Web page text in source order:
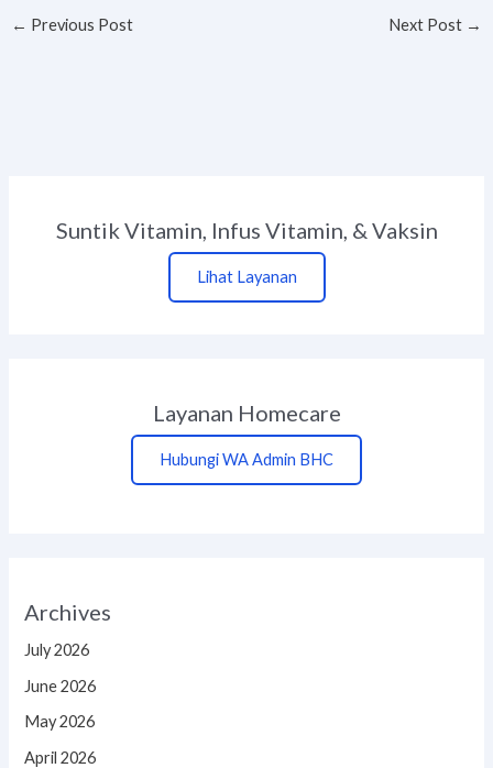
← Previous Post Next Post →
Suntik Vitamin, Infus Vitamin, & Vaksin
Lihat Layanan
Layanan Homecare
Hubungi WA Admin BHC
Archives
July 2026
June 2026
May 2026
April 2026